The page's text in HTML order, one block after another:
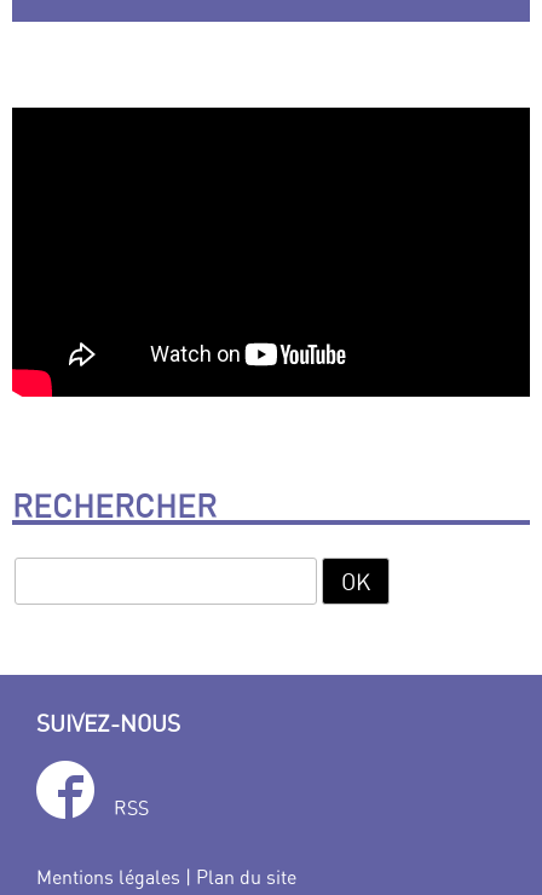
RECHERCHER
SUIVEZ-NOUS
RSS
Mentions légales | Plan du site